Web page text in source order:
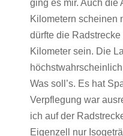
ging es mir. Auch die
Kilometern scheinen
dürfte die
Kilometer sein. Die
Was soll’s. Es hat
Verpflegung war
ich auf der
Eigenzell nur